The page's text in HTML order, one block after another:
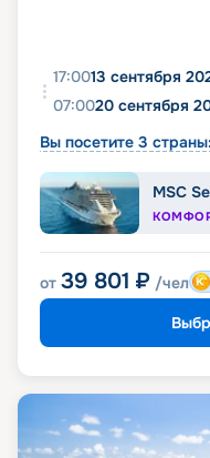
17:0013 сентября
07:0020 сентября
Вы посетите 3 страны:
MSC
от 39 801 ₽ /чел